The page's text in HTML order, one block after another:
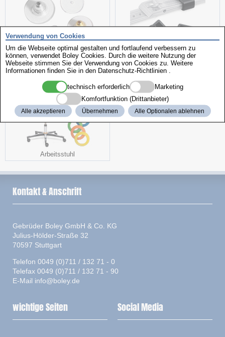
Hilfsartikel Kunststoffschlaufen
Arbeitsstuhl
Verwendung von Cookies
Um die Webseite optimal gestalten und fortlaufend verbessern zu
können, verwendet Boley Cookies. Durch die weitere Nutzung der
Webseite stimmen Sie der Verwendung von Cookies zu. Weitere
Informationen finden Sie in den Datenschutz-Richtlinien
technisch erforderlich
Marketing
Komfortfunktion (Drittanbieter)
Alle akzeptieren Übernehmen Alle Optionalen ablehnen
Kontakt & Anschrift
Gebrüder Boley GmbH & Co. KG
Julius-Hölder-Straße 32
70597 Stuttgart
Telefon 0049 (0)711 / 132 71 - 0
Telefax 0049 (0)711 / 132 71 - 90
E-Mail info@boley.de
wichtige Seiten Social Media